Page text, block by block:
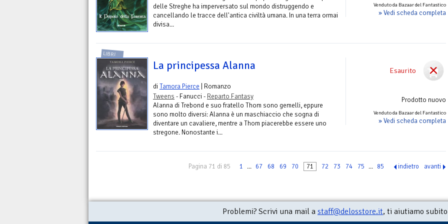
Venduto da Bazaar del Fantastico
» Vedi scheda completa
delle Streghe ha imperversato sul mondo distruggendo e
cancellando le tracce dell'antica civiltà umana. In una terra ormai
divisa...
Esaurito
Prodotto nuovo
Venduto da Bazaar del Fantastico
» Vedi scheda completa
LIBRI
La principessa Alanna
diTamora Pierce | Romanzo
Tweens - Fanucci - Reparto Fantasy
Alanna di Trebond e suo fratello Thom sono gemelli, eppure
sono molto diversi: Alanna è un maschiaccio che sogna di
diventare un cavaliere, mentre a Thom piacerebbe essere uno
stregone. Nonostante i...
Pagina 71 di 85 1 ... 67 68 69 70 71 72 73 74 75 ... 85 indietro avanti
Problemi? Scrivi una mail a staff@delosstore.it, ti aiutiamo